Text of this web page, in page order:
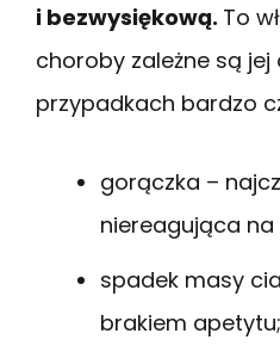
i bezwysiękową. To
choroby zależne są
przypadkach bardzo
gorączka –
niereagująca na
spadek masy
brakiem apetytu;